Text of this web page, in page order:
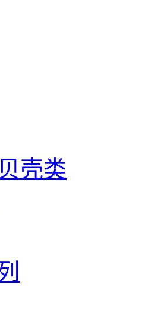
壳类